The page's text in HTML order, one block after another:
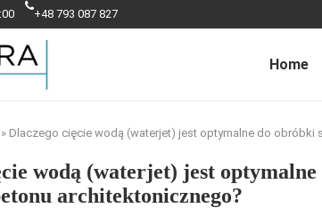
+48 793 087 827
Home
» Dlaczego cięcie wodą (waterjet) jest optymalne do obróbki
wodą (waterjet) jest
architektonicznego?